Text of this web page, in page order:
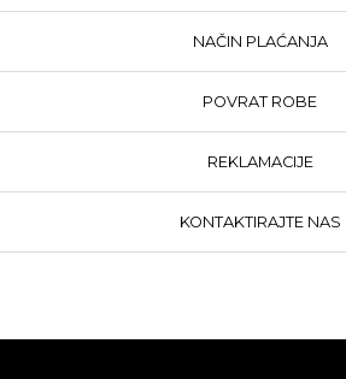
NAČIN PLAĆANJA
POVRAT ROBE
REKLAMACIJE
KONTAKTIRAJTE NAS